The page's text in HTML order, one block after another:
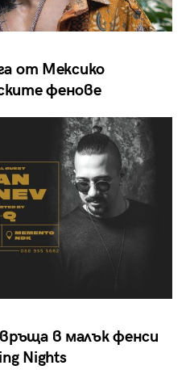
от Мексико
фенове
в малък фенси
Nights